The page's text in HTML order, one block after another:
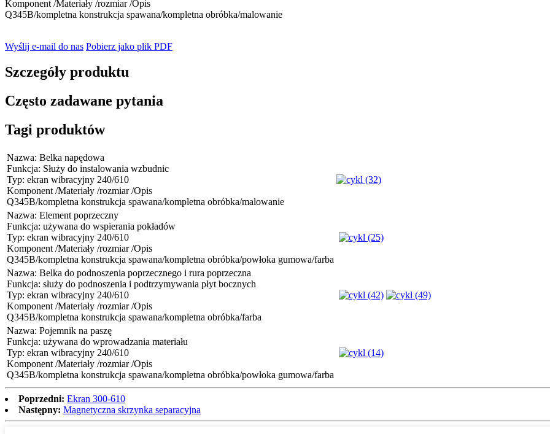
Komponent /Materiały /rozmiar /Opis
Q345B/kompletna konstrukcja spawana/kompletna obróbka/malowanie
Wyślij e-mail do nas Pobierz jako plik PDF
Szczegóły produktu
Często zadawane pytania
Tagi produktów
Nazwa: Belka napędowa
Funkcja: Służy do instalowania wzbudnic
Typ: ekran wibracyjny 240/610
Komponent /Materiały /rozmiar /Opis
Q345B/kompletna konstrukcja spawana/kompletna obróbka/malowanie
Nazwa: Element poprzeczny
Funkcja: używana do wspierania pokładów
Typ: ekran wibracyjny 240/610
Komponent /Materiały /rozmiar /Opis
Q345B/kompletna konstrukcja spawana/kompletna obróbka/powłoka gumowa/farba
Nazwa: Belka do podnoszenia poprzecznego i rura poprzeczna
Funkcja: służy do podnoszenia i podtrzymywania płyt bocznych
Typ: ekran wibracyjny 240/610
Komponent /Materiały /rozmiar /Opis
Q345B/kompletna konstrukcja spawana/kompletna obróbka/farba
Nazwa: Pojemnik na paszę
Funkcja: używana do wprowadzania materiału
Typ: ekran wibracyjny 240/610
Komponent /Materiały /rozmiar /Opis
Q345B/kompletna konstrukcja spawana/kompletna obróbka/powłoka gumowa/farba
Poprzedni: Ekran 300-610
Następny: Magnetyczna skrzynka separacyjna